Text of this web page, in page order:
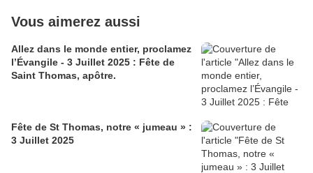
Vous aimerez aussi
Allez dans le monde entier, proclamez
l’Évangile - 3 Juillet 2025 : Fête de
Saint Thomas, apôtre.
Fête de St Thomas, notre « jumeau » :
3 Juillet 2025